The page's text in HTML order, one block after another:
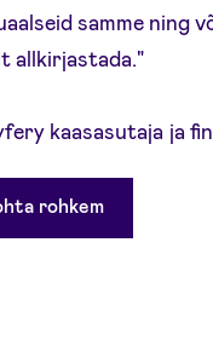
samme ning
allkirjastada."
kaasasutaja ja
rohkem